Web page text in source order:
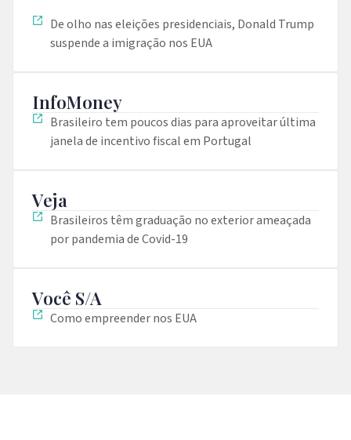
De olho nas eleições presidenciais, Donald Trump
suspende a imigração nos EUA
InfoMoney
Brasileiro tem poucos dias para aproveitar última
janela de incentivo fiscal em Portugal
Veja
Brasileiros têm graduação no exterior ameaçada
por pandemia de Covid-19
Você S/A
Como empreender nos EUA